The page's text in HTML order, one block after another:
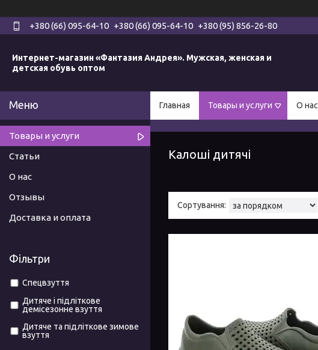
+380 (66) 095-64-10 +380 (66) 095-64-10 +380 (95) 856-26-80
Интернет-магазин «Фантазия Андрея». Мужская, женская и
детская обувь оптом
Главная Товары и услуги О нас
Калоші дитячі
Товары и услуги
Статьи
О нас
Отзывы
Доставка и оплата
Фільтри
Спецвзуття
Дитяче і підліткове
демісезонне взуття
Дитяче та підліткове зимове
взуття